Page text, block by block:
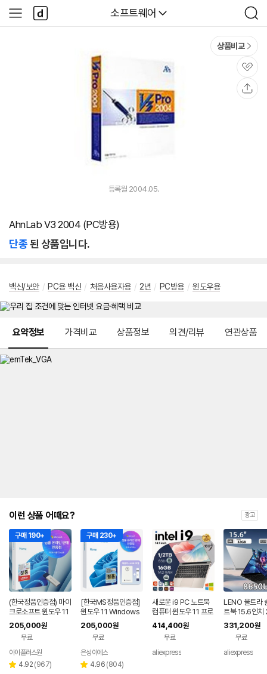
다나와
소프트웨어
검
색
사
이
다
나
와
상품비교
관
심
등록월 2004.05.
AhnLab V3 2004 (PC방용)
단종된 상품입니다.
백신/보안 / PC용 백신 / 처음사용자용 / 2년 / PC방용 / 윈도우용
요약정보 가격비교 상품정보 의견/리뷰 연관상품
이런 상품 어때요? 광고
구매 190+
(한국정품인증점) 마이
크로소프트 윈도우 11
Home FPP 처음사용
자용 패키지 설치USB
포함
205,000원
무료
아이플러스원
별 4.92 리
(967)
구매 230+
[한국MS정품인증점]
윈도우 11 Windows
Home FPP 처음사용
자용 USB 영구 버전
제품키 + EZPDF 번들
합본팩
205,000원
무료
페이
은성이에스
별 4.96 리
(804)
새로운 i9 PC 노트북
컴퓨터 윈도우 11 프로
인텔 코어 i9 10980H
K/N150 16GB 1TB
게이밍 노트북 듀얼밴
드 WiFi 6 코어 노트북
414,400원
무료
aliexpress
LENO 울트라
트북 15.6인치
인텔 코어
도우 11
HD 게이밍 컴
게이머 사무용
331,200원
무료
aliexpress